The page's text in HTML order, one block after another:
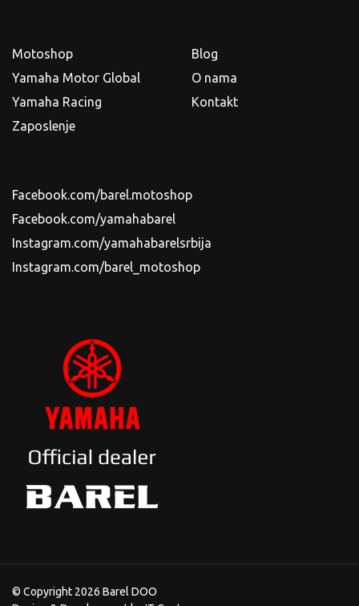
Motoshop
Yamaha Motor Global
Yamaha Racing
Zaposlenje
Blog
O nama
Kontakt
Facebook.com/barel.motoshop
Facebook.com/yamahabarel
Instagram.com/yamahabarelsrbija
Instagram.com/barel_motoshop
© Copyright 2026 Barel DOO